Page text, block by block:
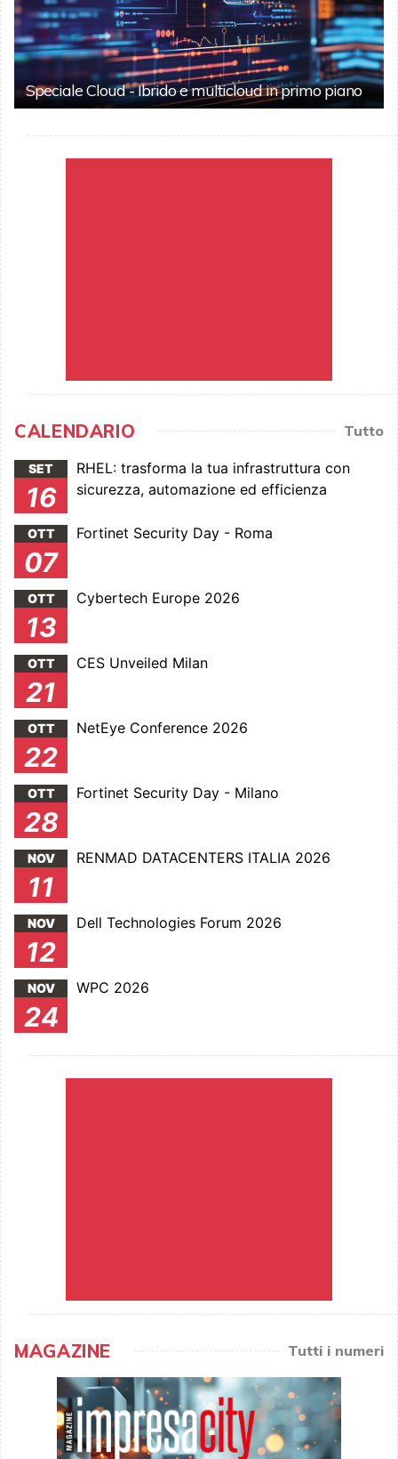
Speciale Cloud - Ibrido e multicloud in primo piano
CALENDARIO Tutto
SET
16
RHEL: trasforma la tua infrastruttura con
sicurezza, automazione ed efficienza
OTT
07
Fortinet Security Day - Roma
OTT
13
Cybertech Europe 2026
OTT
21
CES Unveiled Milan
OTT
22
NetEye Conference 2026
OTT
28
Fortinet Security Day - Milano
NOV
11
RENMAD DATACENTERS ITALIA 2026
NOV
12
Dell Technologies Forum 2026
NOV
24
WPC 2026
MAGAZINE Tutti i numeri